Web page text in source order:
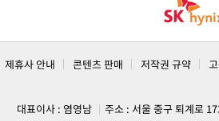
제휴사 안내 콘텐츠 판매 저작권 규약
대표이사 : 염영남
주소 : 서울 중구 퇴계로